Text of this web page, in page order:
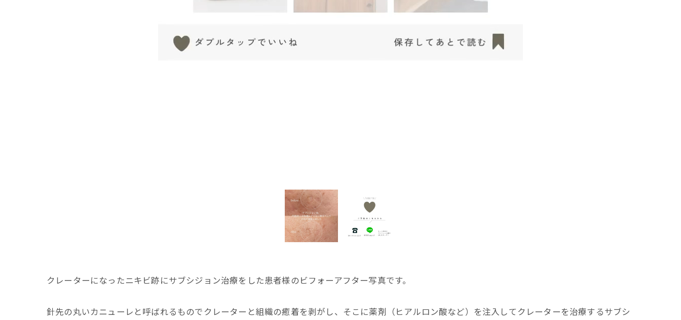
クレーターになったニキビ跡にサブシジョン治療をした患者様のビフォーアフター写真です。
針先の丸いカニューレと呼ばれるものでクレーターと組織の癒着を剥がし、そこに薬剤（ヒアルロン酸など）を注入してクレーターを治療するサブシ